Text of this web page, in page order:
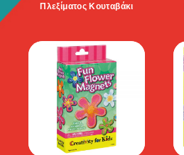
Πλεξίματος Κουταβάκι